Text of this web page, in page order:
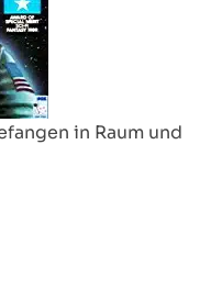
in Raum und